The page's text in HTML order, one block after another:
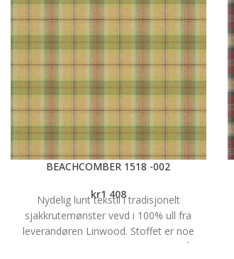
perfekt til dine vindu. Prisene varierer etter
høyde og hvilket oppheng du velger. Vi
inspirasjon!
BEACHCOMBER 1518 -002
kr1 408
Nydelig lunt tekstil i tradisjonelt
sjakkrutemønster vevd i 100% ull fra
leverandøren Linwood. Stoffet er noe
flekkavvisende og har en martindale på 35